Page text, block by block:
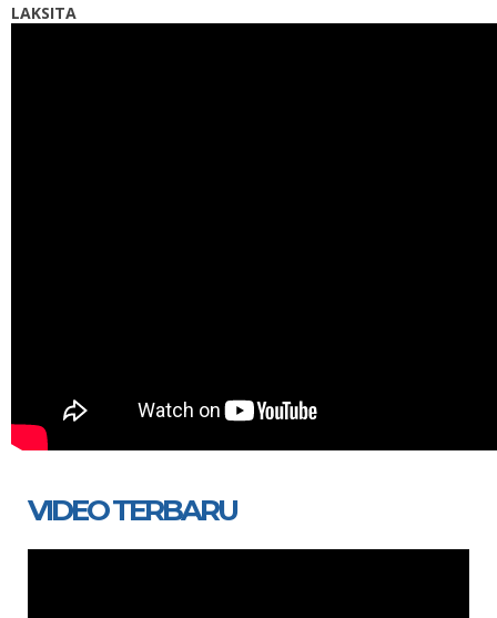
LAKSITA
VIDEO TERBARU